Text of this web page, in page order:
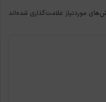
موردنیاز علامت‌گذاری شده‌اند